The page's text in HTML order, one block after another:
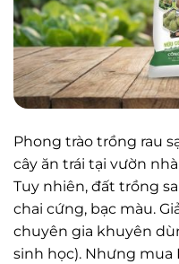
Phong trào trồng rau
cây ăn trái tại vườn
Tuy nhiên, đất trồng
chai cứng, bạc màu.
chuyên gia khuyên
sinh học). Nhưng mua